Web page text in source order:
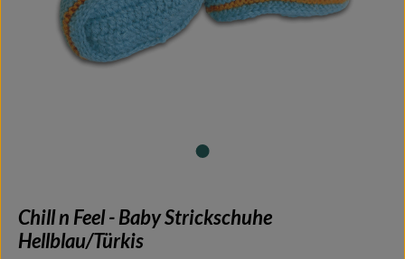
Chill n Feel - Baby Strickschuhe
Hellblau/Türkis